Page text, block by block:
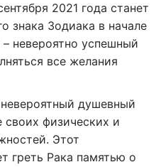
2021 года станет
знака Зодиака в начале
невероятно успешный
все желания
душевный
своих физических и
Этот
греть Рака памятью о